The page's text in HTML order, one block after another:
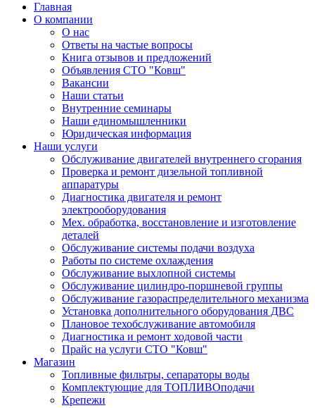
Главная
О компании
О нас
Ответы на частые вопросы
Книга отзывов и предложений
Объявления СТО "Ковш"
Вакансии
Наши статьи
Внутренние семинары
Наши единомышленники
Юридическая информация
Наши услуги
Обслуживание двигателей внутреннего сгорания
Проверка и ремонт дизельной топливной
аппаратуры
Диагностика двигателя и ремонт
электрооборудования
Мех. обработка, восстановление и изготовление
деталей
Обслуживание системы подачи воздуха
Работы по системе охлаждения
Обслуживание выхлопной системы
Обслуживание цилиндро-поршневой группы
Обслуживание газораспределительного механизма
Установка дополнительного оборудования ДВС
Плановое техобслуживание автомобиля
Диагностика и ремонт ходовой части
Прайс на услуги СТО "Ковш"
Магазин
Топливные фильтры, сепараторы воды
Комплектующие для ТОПЛИВОподачи
Крепежи